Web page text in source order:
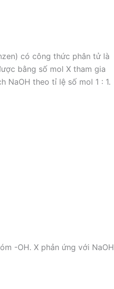
có công thức phân tử là
bằng số mol X tham gia
NaOH theo tỉ lệ số mol 1 : 1.
-OH. X phản ứng với NaOH